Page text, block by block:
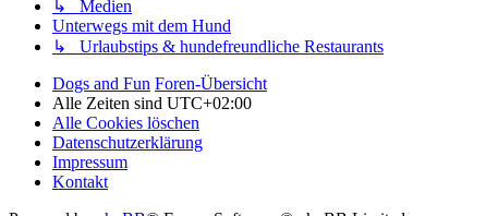
↳ Medien
Unterwegs mit dem Hund
↳ Urlaubstips & hundefreundliche Restaurants
Dogs and Fun Foren-Übersicht
Alle Zeiten sind UTC+02:00
Alle Cookies löschen
Datenschutzerklärung
Impressum
Kontakt